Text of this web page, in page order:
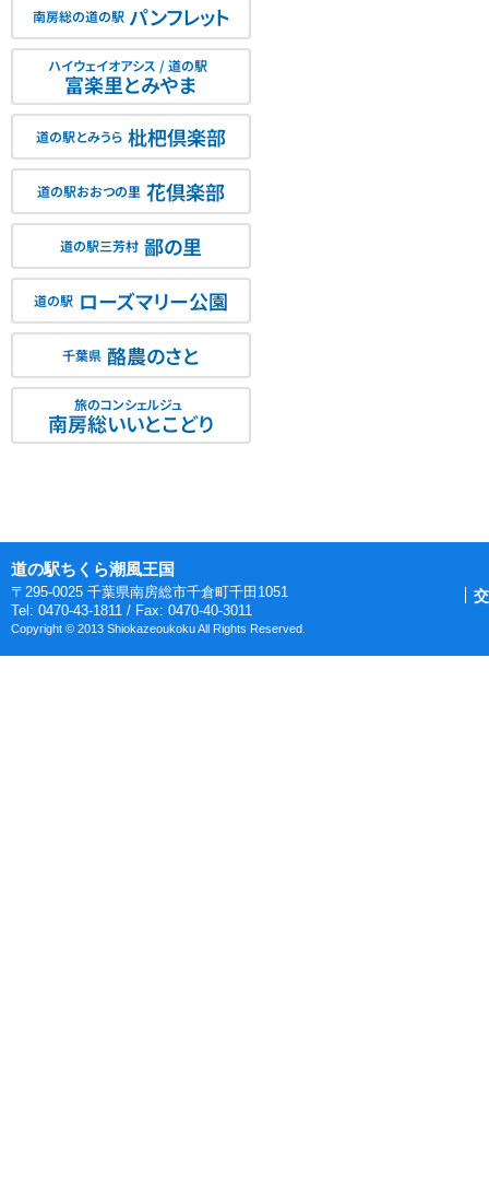
南房総の道の駅 パンフレット
ハイウェイオアシス / 道の駅
富楽里とみやま
道の駅とみうら 枇杷倶楽部
道の駅おおつの里 花倶楽部
道の駅三芳村 鄙の里
道の駅 ローズマリー公園
千葉県 酪農のさと
旅のコンシェルジュ
南房総いいとこどり
道の駅ちくら潮風王国
〒295-0025 千葉県南房総市千倉町千田1051
Tel: 0470-43-1811 / Fax: 0470-40-3011
Copyright © 2013 Shiokazeoukoku All Rights Reserved.